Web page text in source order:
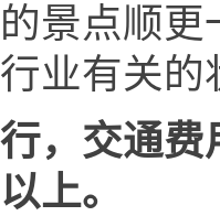
的景点顺更
行业有关的
行，交通费
以上。